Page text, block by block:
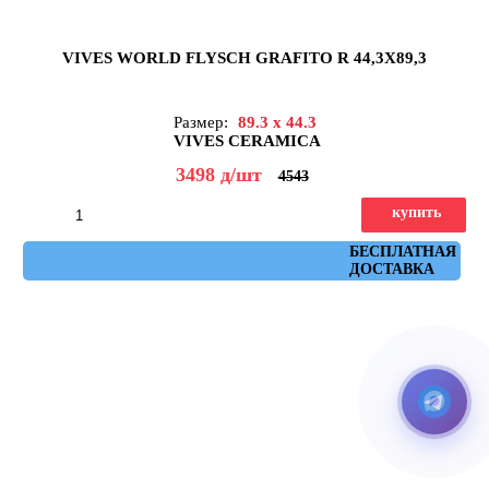
VIVES WORLD FLYSCH GRAFITO R 44,3X89,3
Размер:
89.3 x 44.3
VIVES CERAMICA
3498 д/шт 4543
БЕСПЛАТНАЯ
ДОСТАВКА
купить